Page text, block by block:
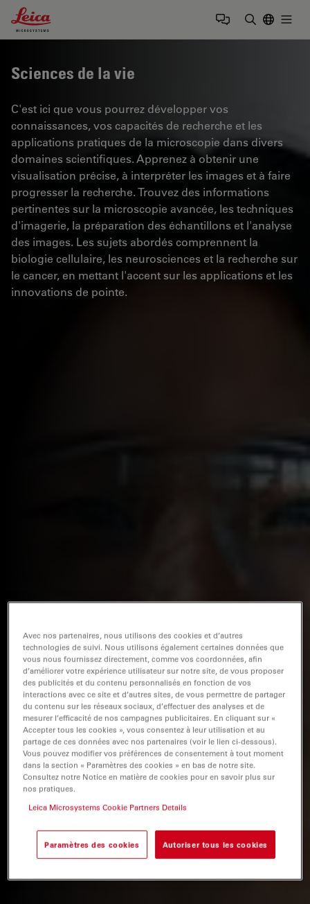
Leica Microsystems Logo
Sciences de la vie
C'est ici que vous pourrez développer vos
connaissances, vos capacités de recherche et les
applications pratiques de la microscopie dans divers
domaines scientifiques. Apprenez à obtenir une
visualisation précise, à interpréter les images et à faire
progresser la recherche. Trouvez des informations
pertinentes sur la microscopie avancée, les techniques
d'imagerie, la préparation des échantillons et l'analyse
des images. Les sujets abordés comprennent la
biologie cellulaire, les neurosciences et la recherche sur
le cancer, en mettant l'accent sur les applications et les
innovations de pointe.
Avec nos partenaires, nous utilisons des cookies et d’autres
technologies de suivi. Nous utilisons également certaines données que
vous nous fournissez directement, comme vos coordonnées, afin
d’améliorer votre expérience utilisateur sur notre site, de vous proposer
des publicités et du contenu personnalisés en fonction de vos
interactions avec ce site et d’autres sites, de vous permettre de partager
du contenu sur les réseaux sociaux, d’effectuer des analyses et de
mesurer l’efficacité de nos campagnes publicitaires. En cliquant sur «
Accepter tous les cookies », vous consentez à leur utilisation et au
partage de ces données avec nos partenaires (voir le lien ci-dessous).
Vous pouvez modifier vos préférences de consentement à tout moment
dans la section « Paramètres des cookies » en bas de notre site.
Consultez notre Notice en matière de cookies pour en savoir plus sur
nos pratiques.
Leica Microsystems Cookie Partners Details
Paramètres des cookies Autoriser tous les cookies